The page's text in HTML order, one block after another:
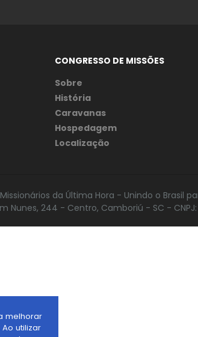
melhorar
utilizar
CONGRESSO DE MISSÕES
Sobre
História
Caravanas
Hospedagem
Localização
da Última Hora - Unindo o Brasil
Nunes, 244 - Centro, Camboriú - SC -